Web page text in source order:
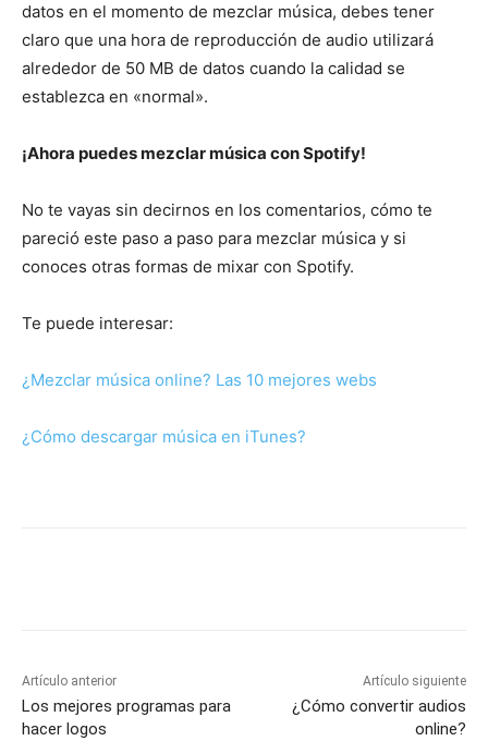
datos en el momento de mezclar música, debes tener
claro que una hora de reproducción de audio utilizará
alrededor de 50 MB de datos cuando la calidad se
establezca en «normal».
¡Ahora puedes mezclar música con Spotify!
No te vayas sin decirnos en los comentarios, cómo te
pareció este paso a paso para mezclar música y si
conoces otras formas de mixar con Spotify.
Te puede interesar:
¿Mezclar música online? Las 10 mejores webs
¿Cómo descargar música en iTunes?
Artículo anterior
Los mejores programas para
hacer logos
Artículo siguiente
¿Cómo convertir audios
online?